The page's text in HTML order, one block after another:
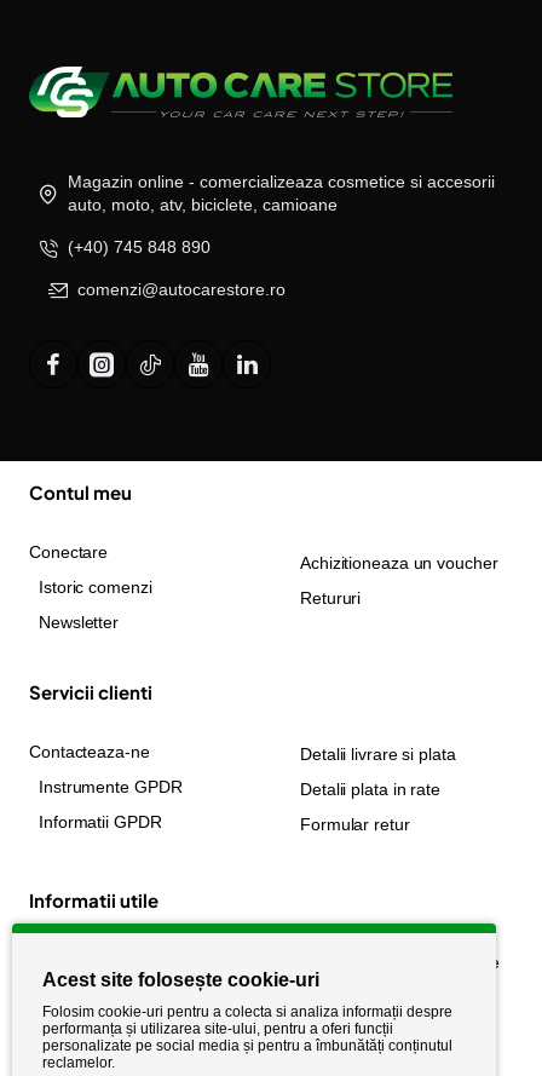
Magazin online - comercializeaza cosmetice si accesorii
auto, moto, atv, biciclete, camioane
(+40) 745 848 890
comenzi@autocarestore.ro
Contul meu
Conectare
Istoric comenzi
Newsletter
Achizitioneaza un voucher
Retururi
Servicii clienti
Contacteaza-ne
Instrumente GPDR
Informatii GPDR
Detalii livrare si plata
Detalii plata in rate
Formular retur
Informatii utile
Politica de cookie
Politica de confidențialitate
Termeni si conditii
Acest site folosește cookie-uri
Folosim cookie-uri pentru a colecta si analiza informații despre
performanța și utilizarea site-ului, pentru a oferi funcții
personalizate pe social media și pentru a îmbunătăți conținutul
reclamelor.